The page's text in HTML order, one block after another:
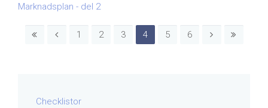
Marknadsplan - del 2
1 2 3 4 5 6
Checklistor